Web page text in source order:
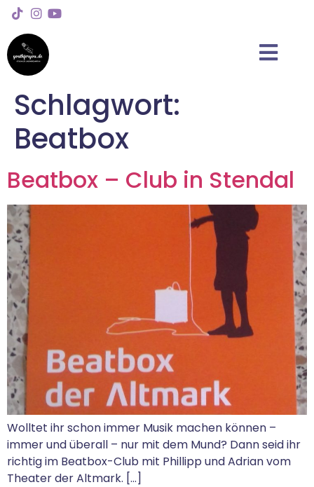
Schlagwort:
Beatbox
Beatbox – Club in Stendal
Wolltet ihr schon immer Musik machen können –
immer und überall – nur mit dem Mund? Dann seid ihr
richtig im Beatbox-Club mit Phillipp und Adrian vom
Theater der Altmark. […]